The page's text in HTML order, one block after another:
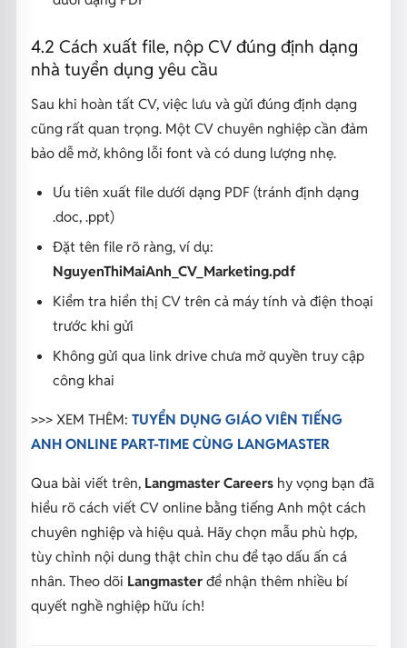
4.2 Cách xuất file, nộp CV đúng định dạng
nhà tuyển dụng yêu cầu
Sau khi hoàn tất CV, việc lưu và gửi đúng định dạng
cũng rất quan trọng. Một CV chuyên nghiệp cần đảm
bảo dễ mở, không lỗi font và có dung lượng nhẹ.
Ưu tiên xuất file dưới dạng PDF (tránh định dạng
.doc, .ppt)
Đặt tên file rõ ràng, ví dụ:
NguyenThiMaiAnh_CV_Marketing.pdf
Kiểm tra hiển thị CV trên cả máy tính và điện thoại
trước khi gửi
Không gửi qua link drive chưa mở quyền truy cập
công khai
>>> XEM THÊM: TUYỂN DỤNG GIÁO VIÊN TIẾNG
ANH ONLINE PART-TIME CÙNG LANGMASTER
Qua bài viết trên, Langmaster Careershy vọng bạn đã
hiểu rõ cách viết CV online bằng tiếng Anh một cách
chuyên nghiệp và hiệu quả. Hãy chọn mẫu phù hợp,
tùy chỉnh nội dung thật chỉn chu để tạo dấu ấn cá
nhân. Theo dõi Langmaster để nhận thêm nhiều bí
quyết nghề nghiệp hữu ích!